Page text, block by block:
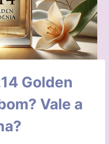
Golden
Vale a